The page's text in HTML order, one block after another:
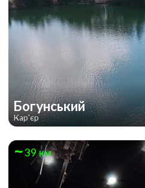
Богунський
Кар'єр
39 км